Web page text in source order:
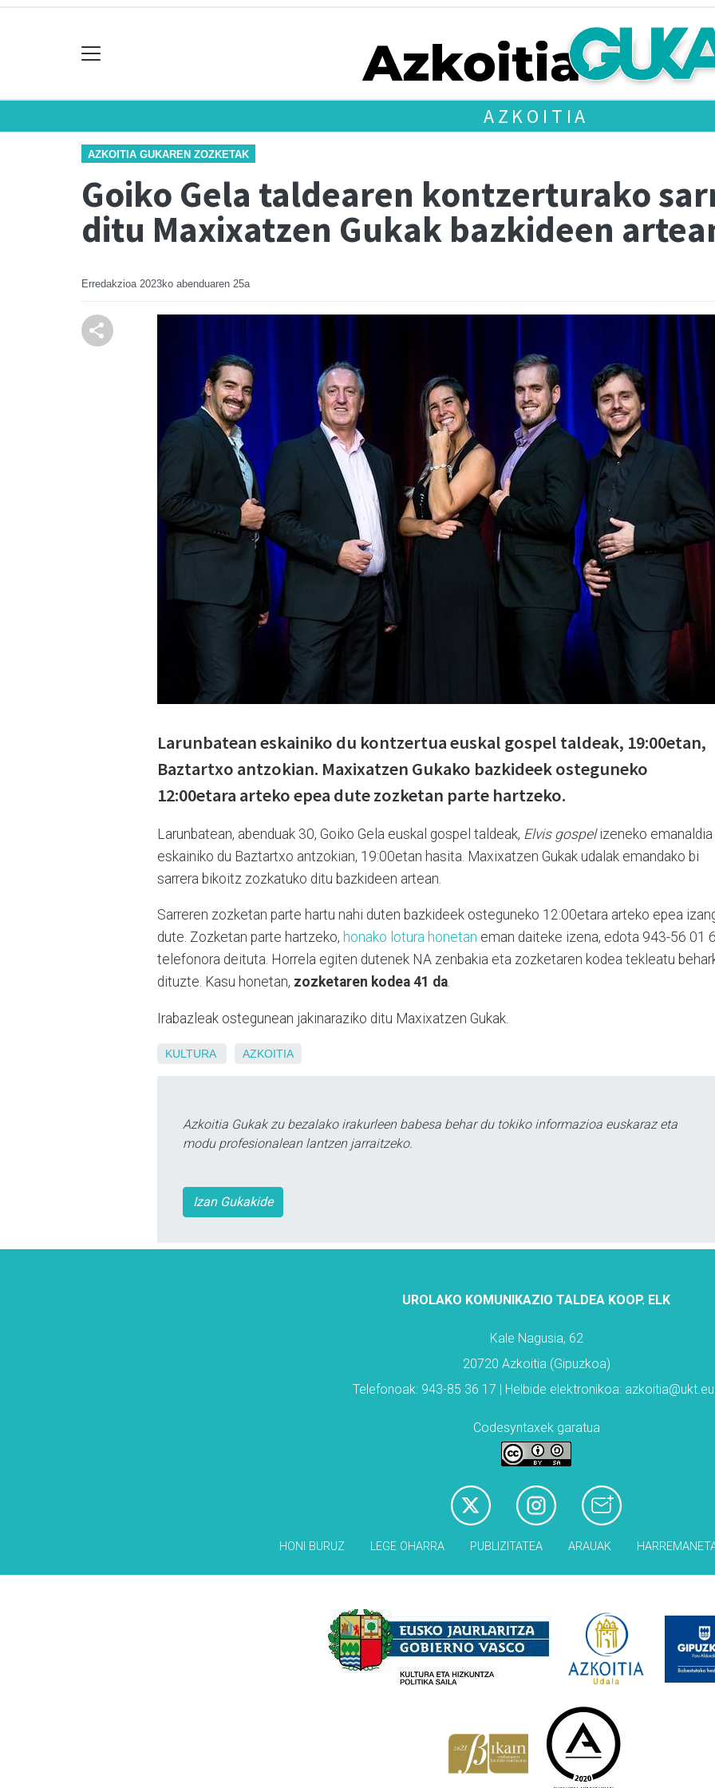
AZKOITIA
AZKOITIA GUKAREN ZOZKETAK
Goiko Gela taldearen kontzerturako
ditu Maxixatzen Gukak bazkideen
Erredakzioa 2023ko abenduaren 25a
Larunbatean eskainiko du kontzertua euskal gospel taldeak, 19:00etan,
Baztartxo antzokian. Maxixatzen Gukako bazkideek osteguneko
12:00etara arteko epea dute zozketan parte hartzeko.
Larunbatean, abenduak 30, Goiko Gela euskal gospel taldeak, Elvis gospel izeneko emanaldia
eskainiko du Baztartxo antzokian, 19:00etan hasita. Maxixatzen Gukak udalak emandako bi
sarrera bikoitz zozkatuko ditu bazkideen artean.
Sarreren zozketan parte hartu nahi duten bazkideek osteguneko 12:00etara arteko epea
dute. Zozketan parte hartzeko, honako lotura honetan eman daiteke izena, edota 943-56 01
telefonora deituta. Horrela egiten dutenek NA zenbakia eta zozketaren kodea tekleatu
dituzte. Kasu honetan, zozketaren kodea 41 da.
Irabazleak ostegunean jakinaraziko ditu Maxixatzen Gukak.
KULTURA AZKOITIA
Azkoitia Gukak zu bezalako irakurleen babesa behar du tokiko informazioa euskaraz eta
modu profesionalean lantzen jarraitzeko.
Izan Gukakide
UROLAKO KOMUNIKAZIO TALDEA KOOP. ELK
Kale Nagusia, 62
20720 Azkoitia (Gipuzkoa)
Telefonoak: 943-85 36 17 | Helbide elektronikoa:
Codesyntaxek garatua
HONI BURUZ LEGE OHARRA PUBLIZITATEA ARAUAK